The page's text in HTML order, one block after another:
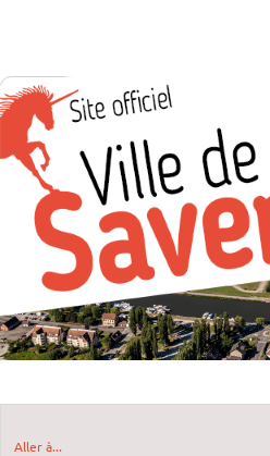
Aller à...